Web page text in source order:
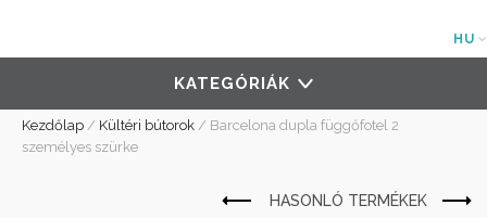
HU
KATEGÓRIÁK
Kezdőlap / Kültéri bútorok / Barcelona dupla függőfotel 2
személyes szürke